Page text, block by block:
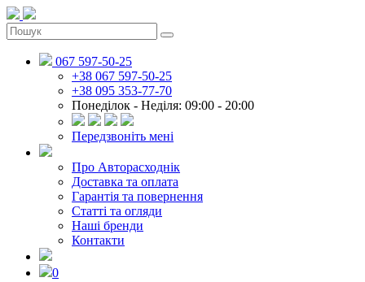
067 597-50-25
+38 067 597-50-25
+38 095 353-77-70
Понеділок - Неділя: 09:00 - 20:00
Передзвоніть мені
Про Авторасходнік
Доставка та оплата
Гарантія та повернення
Статті та огляди
Наші бренди
Контакти
0